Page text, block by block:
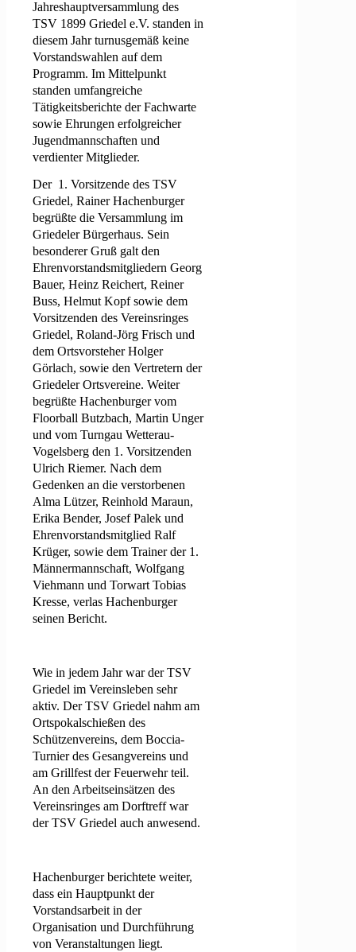
Jahreshauptversammlung des
TSV 1899 Griedel e.V. standen in
diesem Jahr turnusgemäß keine
Vorstandswahlen auf dem
Programm. Im Mittelpunkt
standen umfangreiche
Tätigkeitsberichte der Fachwarte
sowie Ehrungen erfolgreicher
Jugendmannschaften und
verdienter Mitglieder.
Der 1. Vorsitzende des TSV
Griedel, Rainer Hachenburger
begrüßte die Versammlung im
Griedeler Bürgerhaus. Sein
besonderer Gruß galt den
Ehrenvorstandsmitgliedern Georg
Bauer, Heinz Reichert, Reiner
Buss, Helmut Kopf sowie dem
Vorsitzenden des Vereinsringes
Griedel, Roland-Jörg Frisch und
dem Ortsvorsteher Holger
Görlach, sowie den Vertretern der
Griedeler Ortsvereine. Weiter
begrüßte Hachenburger vom
Floorball Butzbach, Martin Unger
und vom Turngau Wetterau-
Vogelsberg den 1. Vorsitzenden
Ulrich Riemer. Nach dem
Gedenken an die verstorbenen
Alma Lützer, Reinhold Maraun,
Erika Bender, Josef Palek und
Ehrenvorstandsmitglied Ralf
Krüger, sowie dem Trainer der 1.
Männermannschaft, Wolfgang
Viehmann und Torwart Tobias
Kresse, verlas Hachenburger
seinen Bericht.
Wie in jedem Jahr war der TSV
Griedel im Vereinsleben sehr
aktiv. Der TSV Griedel nahm am
Ortspokalschießen des
Schützenvereins, dem Boccia-
Turnier des Gesangvereins und
am Grillfest der Feuerwehr teil.
An den Arbeitseinsätzen des
Vereinsringes am Dorftreff war
der TSV Griedel auch anwesend.
Hachenburger berichtete weiter,
dass ein Hauptpunkt der
Vorstandsarbeit in der
Organisation und Durchführung
von Veranstaltungen liegt.